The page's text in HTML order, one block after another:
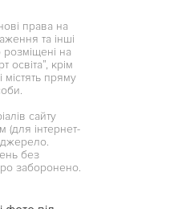
права на
та інші
на
освіта”, крім
містять пряму
сайту
інтернет-
без
заборонено.